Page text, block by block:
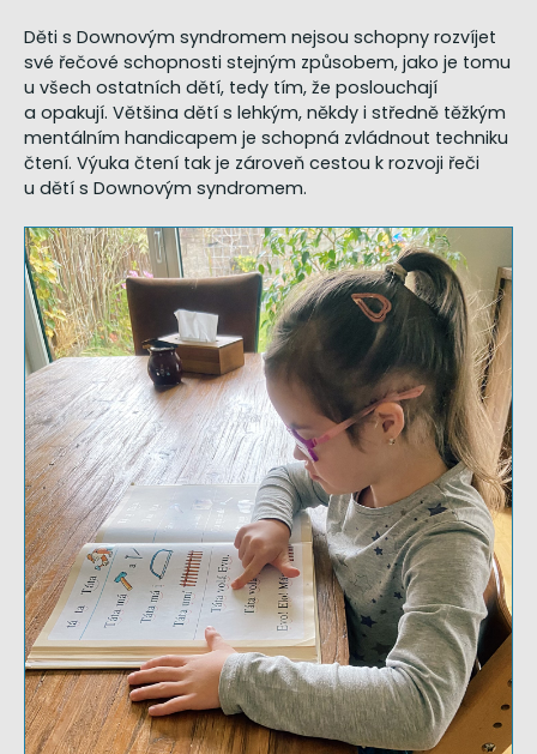
Děti s Downovým syndromem nejsou schopny rozvíjet
své řečové schopnosti stejným způsobem, jako je tomu
u všech ostatních dětí, tedy tím, že poslouchají
a opakují. Většina dětí s lehkým, někdy i středně těžkým
mentálním handicapem je schopná zvládnout techniku
čtení. Výuka čtení tak je zároveň cestou k rozvoji řeči
u dětí s Downovým syndromem.